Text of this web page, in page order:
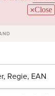
Close